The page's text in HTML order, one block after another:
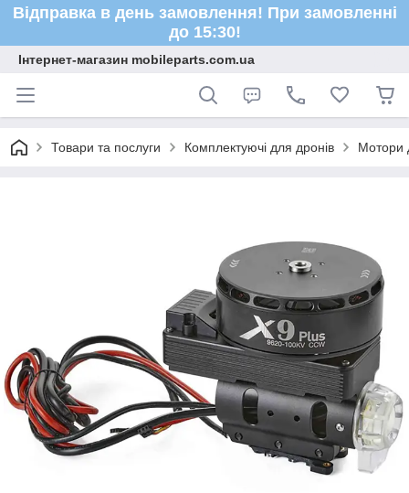
Відправка в день замовлення! При замовленні
до 15:30!
Інтернет-магазин mobileparts.com.ua
Товари та послуги Комплектуючі для дронів Мотори